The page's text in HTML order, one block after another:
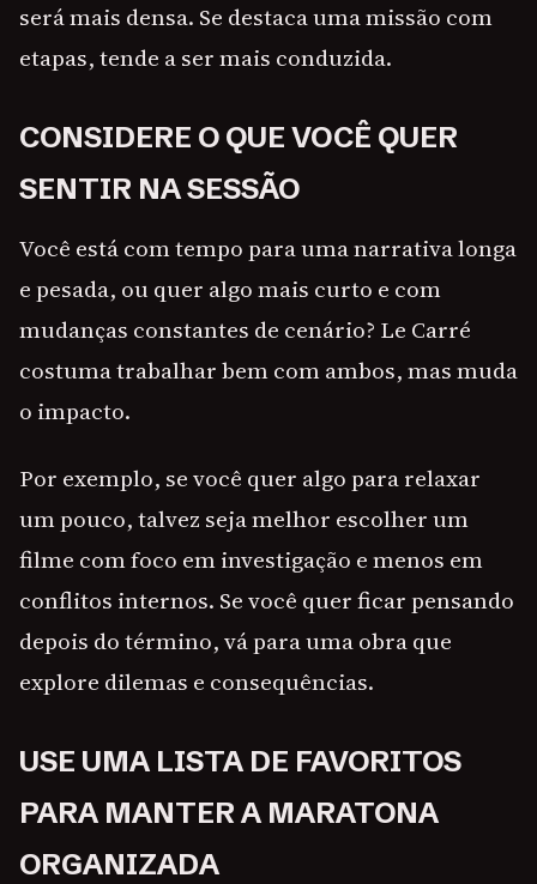
será mais densa. Se destaca uma missão com
etapas, tende a ser mais conduzida.
CONSIDERE O QUE VOCÊ QUER
SENTIR NA SESSÃO
Você está com tempo para uma narrativa longa
e pesada, ou quer algo mais curto e com
mudanças constantes de cenário? Le Carré
costuma trabalhar bem com ambos, mas muda
o impacto.
Por exemplo, se você quer algo para relaxar
um pouco, talvez seja melhor escolher um
filme com foco em investigação e menos em
conflitos internos. Se você quer ficar pensando
depois do término, vá para uma obra que
explore dilemas e consequências.
USE UMA LISTA DE FAVORITOS
PARA MANTER A MARATONA
ORGANIZADA